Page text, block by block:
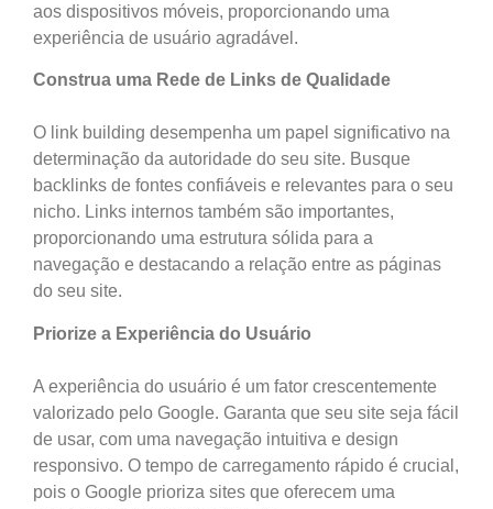
aos dispositivos móveis, proporcionando uma
experiência de usuário agradável.
Construa uma Rede de Links de Qualidade
O link building desempenha um papel significativo na
determinação da autoridade do seu site. Busque
backlinks de fontes confiáveis e relevantes para o seu
nicho. Links internos também são importantes,
proporcionando uma estrutura sólida para a
navegação e destacando a relação entre as páginas
do seu site.
Priorize a Experiência do Usuário
A experiência do usuário é um fator crescentemente
valorizado pelo Google. Garanta que seu site seja fácil
de usar, com uma navegação intuitiva e design
responsivo. O tempo de carregamento rápido é crucial,
pois o Google prioriza sites que oferecem uma